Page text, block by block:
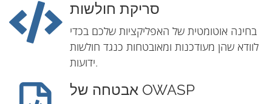
סריקת חולשות
בחינה אוטומטית של האפליקציות שלכם בכדי
לוודא שהן מעודכנות ומאובטחות כנגד חולשות
ידועות.
אבטחה של OWASP